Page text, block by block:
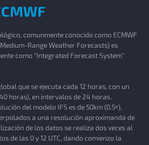
comunmente conocido como ECMWF
Range Weather Forecasts) es
como "Integrated Forecast System"
que se ejecuta cada 12 horas, con un
horas), en intervalos de 24 horas.
del modelo IFS es de 50km (0.5º),
a una resolución aproximanda de
de los datos se realiza dos veces al
de las 0 y 12 UTC, dando comienzo la